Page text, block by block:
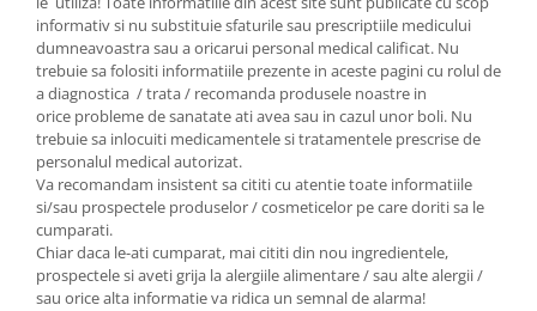
informativ si nu substituie sfaturile sau prescriptiile medicului
dumneavoastra sau a oricarui personal medical calificat. Nu
trebuie sa folositi informatiile prezente in aceste pagini cu rolul de
a diagnostica / trata / recomanda produsele noastre in
orice probleme de sanatate ati avea sau in cazul unor boli. Nu
trebuie sa inlocuiti medicamentele si tratamentele prescrise de
personalul medical autorizat.
Va recomandam insistent sa cititi cu atentie toate informatiile
si/sau prospectele produselor / cosmeticelor pe care doriti sa le
cumparati.
Chiar daca le-ati cumparat, mai cititi din nou ingredientele,
prospectele si aveti grija la alergiile alimentare / sau alte alergii /
sau orice alta informatie va ridica un semnal de alarma!